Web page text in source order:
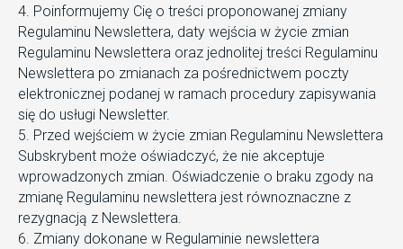
4. Poinformujemy Cię o treści proponowanej zmiany
Regulaminu Newslettera, daty wejścia w życie zmian
Regulaminu Newslettera oraz jednolitej treści Regulaminu
Newslettera po zmianach za pośrednictwem poczty
elektronicznej podanej w ramach procedury zapisywania
się do usługi Newsletter.
5. Przed wejściem w życie zmian Regulaminu Newslettera
Subskrybent może oświadczyć, że nie akceptuje
wprowadzonych zmian. Oświadczenie o braku zgody na
zmianę Regulaminu newslettera jest równoznaczne z
rezygnacją z Newslettera.
6. Zmiany dokonane w Regulaminie newslettera